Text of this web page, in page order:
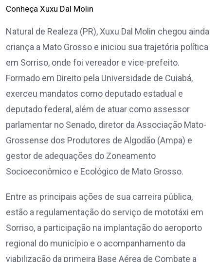
Conheça Xuxu Dal Molin
Natural de Realeza (PR), Xuxu Dal Molin chegou ainda
criança a Mato Grosso e iniciou sua trajetória política
em Sorriso, onde foi vereador e vice-prefeito.
Formado em Direito pela Universidade de Cuiabá,
exerceu mandatos como deputado estadual e
deputado federal, além de atuar como assessor
parlamentar no Senado, diretor da Associação Mato-
Grossense dos Produtores de Algodão (Ampa) e
gestor de adequações do Zoneamento
Socioeconômico e Ecológico de Mato Grosso.
Entre as principais ações de sua carreira pública,
estão a regulamentação do serviço de mototáxi em
Sorriso, a participação na implantação do aeroporto
regional do município e o acompanhamento da
viabilização da primeira Base Aérea de Combate a